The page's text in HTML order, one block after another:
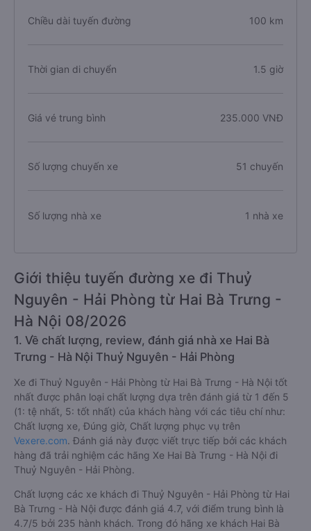
Chiều dài tuyến đường 100 km
Thời gian di chuyển 1.5 giờ
Giá vé trung bình 235.000 VNĐ
Số lượng chuyến xe 51 chuyến
Số lượng nhà xe 1 nhà xe
Giới thiệu tuyến đường xe đi Thuỷ
Nguyên - Hải Phòng từ Hai Bà Trưng -
Hà Nội 08/2026
1. Về chất lượng, review, đánh giá nhà xe Hai Bà
Trưng - Hà Nội Thuỷ Nguyên - Hải Phòng
Xe đi Thuỷ Nguyên - Hải Phòng từ Hai Bà Trưng - Hà Nội tốt
nhất được phân loại chất lượng dựa trên đánh giá từ 1 đến 5
(1: tệ nhất, 5: tốt nhất) của khách hàng với các tiêu chí như:
Chất lượng xe, Đúng giờ, Chất lượng phục vụ trên
Vexere.com. Đánh giá này được viết trực tiếp bởi các khách
hàng đã trải nghiệm các hãng Xe Hai Bà Trưng - Hà Nội đi
Thuỷ Nguyên - Hải Phòng.
Chất lượng các xe khách đi Thuỷ Nguyên - Hải Phòng từ Hai
Bà Trưng - Hà Nội được đánh giá 4.7, với điểm trung bình là
4.7/5 bởi 235 hành khách. Trong đó hãng xe khách Hai Bà